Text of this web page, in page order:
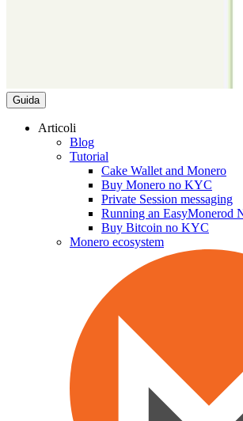
Guida
Articoli
Blog
Tutorial
Cake Wallet and Monero
Buy Monero no KYC
Private Session messaging
Running an EasyMonerod
Buy Bitcoin no KYC
Monero ecosystem